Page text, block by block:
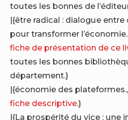
toutes les bonnes de
|{être radical : dialogue
pour transformer
fiche de présentation de ce
toutes les bonnes
département.}
|{économie des plateformes.,
fiche descriptive.}
|{La prospérité du vice ; une